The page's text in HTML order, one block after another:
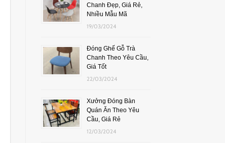
Chanh Đẹp, Giá Rẻ,
Nhiều Mẫu Mã
19/03/2024
Đóng Ghế Gỗ Trà
Chanh Theo Yêu Cầu,
Giá Tốt
22/03/2024
Xưởng Đóng Bàn
Quán Ăn Theo Yêu
Cầu, Giá Rẻ
12/03/2024